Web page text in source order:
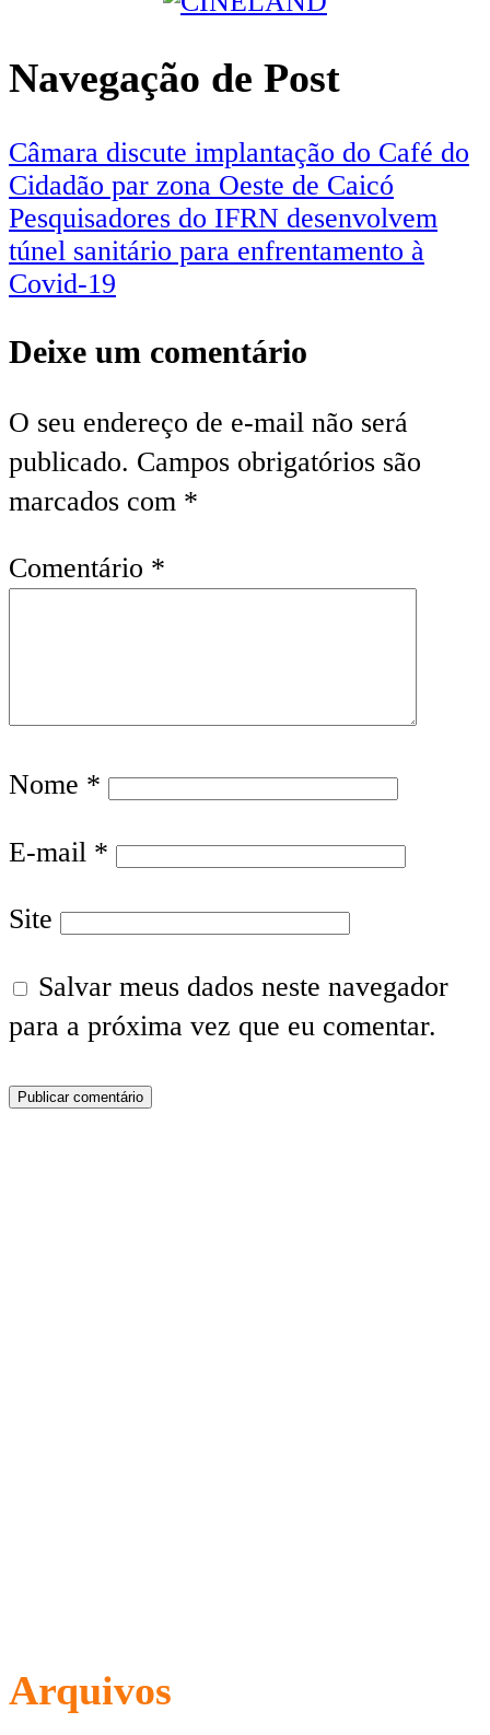
Navegação de Post
Câmara discute implantação do Café do
Cidadão par zona Oeste de Caicó
Pesquisadores do IFRN desenvolvem
túnel sanitário para enfrentamento à
Covid-19
Deixe um comentário
O seu endereço de e-mail não será
publicado. Campos obrigatórios são
marcados com *
Comentário *
Nome *
E-mail *
Site
Salvar meus dados neste navegador
para a próxima vez que eu comentar.
Arquivos